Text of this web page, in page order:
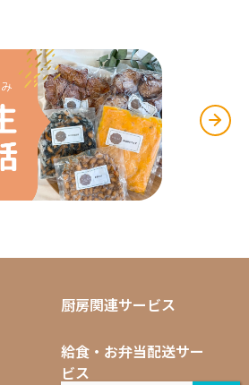
厨房関連サービス
給食・お弁当配送サー
ビス